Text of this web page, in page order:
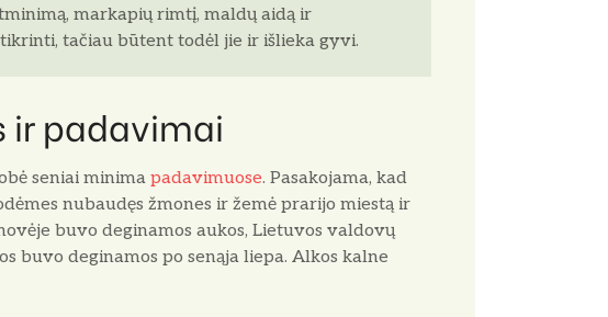
markapių rimtį, maldų aidą ir
tačiau būtent todėl jie ir išlieka gyvi.
ir padavimai
seniai minimapadavimuose. Pasakojama, kad
nubaudęs žmones ir žemė prarijo miestą ir
buvo deginamos aukos, Lietuvos valdovų
buvo deginamos po senąja liepa. Alkos kalne